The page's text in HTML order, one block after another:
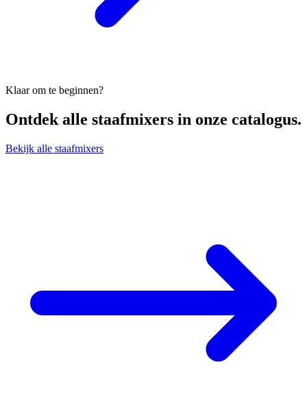
Klaar om te beginnen?
Ontdek alle staafmixers in onze catalogus.
Bekijk alle staafmixers